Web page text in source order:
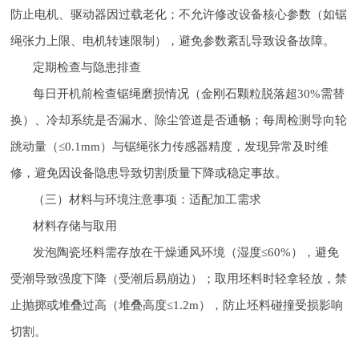
防止电机、驱动器因过载老化；不允许修改设备核心参数（如锯
绳张力上限、电机转速限制），避免参数紊乱导致设备故障。
定期检查与隐患排查
每日开机前检查锯绳磨损情况（金刚石颗粒脱落超30%需替
换）、冷却系统是否漏水、除尘管道是否通畅；每周检测导向轮
跳动量（≤0.1mm）与锯绳张力传感器精度，发现异常及时维
修，避免因设备隐患导致切割质量下降或稳定事故。
（三）材料与环境注意事项：适配加工需求
材料存储与取用
发泡陶瓷坯料需存放在干燥通风环境（湿度≤60%），避免
受潮导致强度下降（受潮后易崩边）；取用坯料时轻拿轻放，禁
止抛掷或堆叠过高（堆叠高度≤1.2m），防止坯料碰撞受损影响
切割。